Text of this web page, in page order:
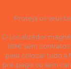
Proteja os seus
O Localizador
169€ sem
para colocar tudo a
pré-pago ou sem